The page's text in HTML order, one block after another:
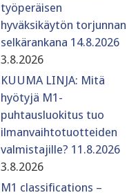
työperäisen
hyväksikäytön torjunnan
selkärankana 14.8.2026
3.8.2026
KUUMA LINJA: Mitä
hyötyjä M1-
puhtausluokitus tuo
ilmanvaihtotuotteiden
valmistajille? 11.8.2026
3.8.2026
M1 classifications –